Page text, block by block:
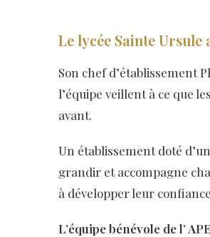
Le lycée Sainte
Son chef d’établissement
l’équipe veillent à ce que
avant.
Un établissement doté
grandir et accompagne
à développer leur
L’équipe bénévole de l’